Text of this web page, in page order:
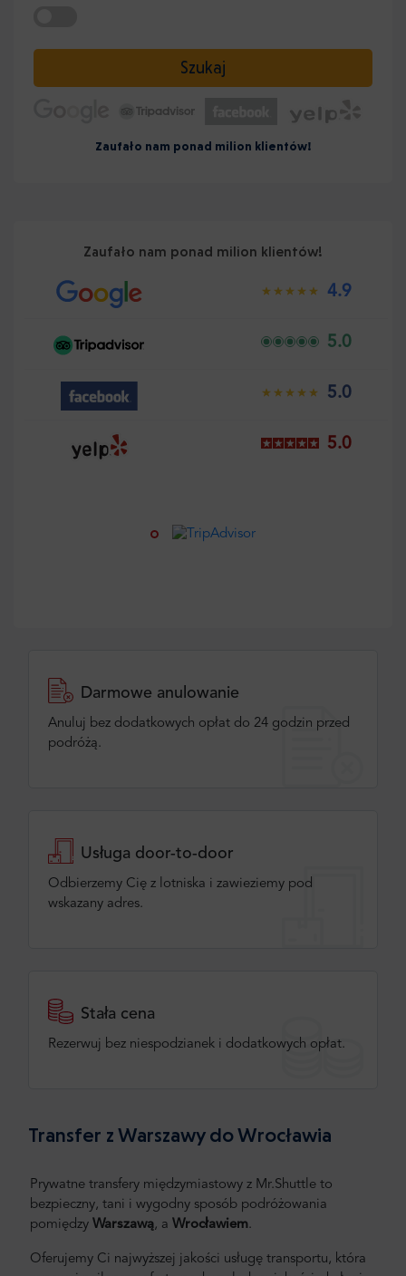
Szukaj
Zaufało nam ponad milion klientów!
Zaufało nam ponad milion klientów!
4.9
5.0
5.0
5.0
Darmowe anulowanie
Anuluj bez dodatkowych opłat do 24 godzin przed
podróżą.
Usługa door-to-door
Odbierzemy Cię z lotniska i zawieziemy pod
wskazany adres.
Stała cena
Rezerwuj bez niespodzianek i dodatkowych opłat.
Transfer z Warszawy do Wrocławia
Prywatne transfery międzymiastowy z Mr.Shuttle to
bezpieczny, tani i wygodny sposób podróżowania
pomiędzy Warszawą, a Wrocławiem.
Oferujemy Ci najwyższej jakości usługę transportu, która